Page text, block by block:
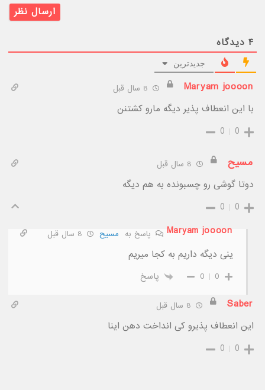
۴ دیدگاه
جدیدترین
Maryam joooon 8 سال قبل
با این انعطاف پذیر دیگه مارو کشتنن
0
0
مسیح
دوتا گوشی رو چسبونده به هم دیگه
0
0
Maryam joooon
پاسخ به مسیح 8 سال قبل
ینی دیگه داریم به کجا میریم
0
0 پاسخ
Saber
این انعطاف پذیرو کی انداخت دهن اینا
0
0